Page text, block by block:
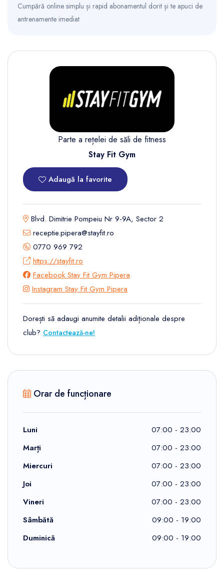
Cumpără online simplu și rapid abonamentul dorit și te apuci de
antrenamente imediat
Parte a rețelei de săli de fitness
Stay Fit Gym
Adaugă la favorite
Blvd. Dimitrie Pompeiu Nr 9-9A, Sector 2
receptie.pipera@stayfit.ro
0770 969 792
https://stayfit.ro
Facebook Stay Fit Gym Pipera
Instagram Stay Fit Gym Pipera
Dorești să adaugi anumite detalii adiționale despre
club? Contactează-ne!
Orar de funcționare
Luni
07:00 - 23:00
Marți
07:00 - 23:00
Miercuri
07:00 - 23:00
Joi
07:00 - 23:00
Vineri
07:00 - 23:00
Sâmbătă
09:00 - 19:00
Duminică
09:00 - 19:00